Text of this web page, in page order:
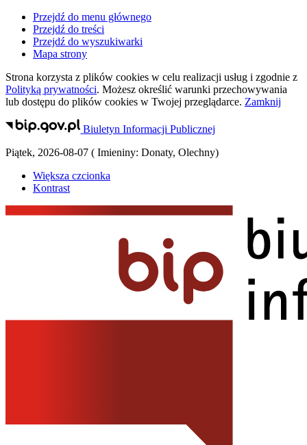
Przejdź do menu głównego
Przejdź do treści
Przejdź do wyszukiwarki
Mapa strony
Strona korzysta z plików cookies w celu realizacji usług i zgodnie z
Polityką prywatności. Możesz określić warunki przechowywania
lub dostępu do plików cookies w Twojej przeglądarce. Zamknij
Biuletyn Informacji Publicznej
Piątek, 2026-08-07 ( Imieniny: Donaty, Olechny)
Większa czcionka
Kontrast